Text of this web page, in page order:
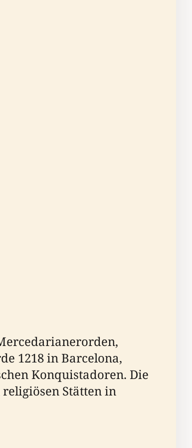
1218 in Barcelona,
Konquistadoren. Die
Stätten in